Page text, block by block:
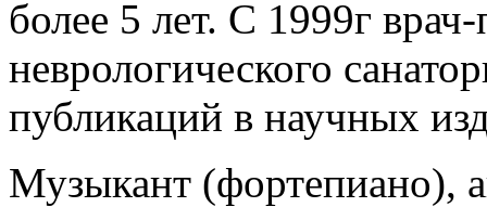
более 5 лет. С 1999г
неврологического
публикаций в научных
Музыкант (фортепиано),